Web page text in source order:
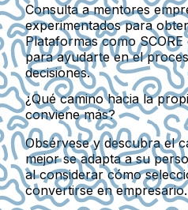
Consulta a mentores
experimentados para
Plataformas como
para ayudarte en el
decisiones.
¿Qué camino hacia la
conviene más?
Obsérvese y descubra el
mejor se adapta a su
al considerar cómo
convertirse en empresario.